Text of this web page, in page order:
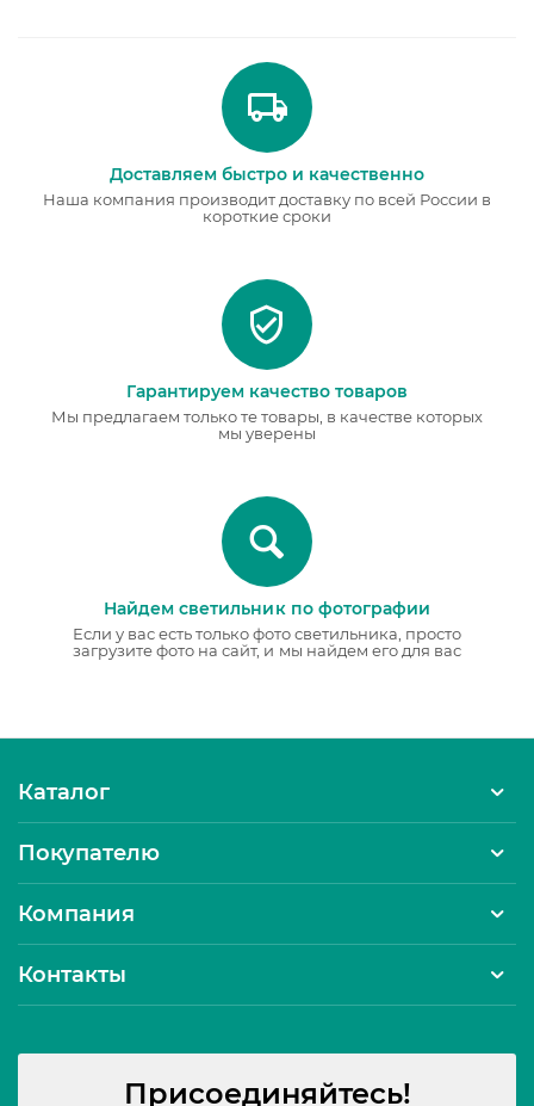
Доставляем быстро и качественно
Наша компания производит доставку по всей России в
короткие сроки
Гарантируем качество товаров
Мы предлагаем только те товары, в качестве которых
мы уверены
Найдем светильник по фотографии
Если у вас есть только фото светильника, просто
загрузите фото на сайт, и мы найдем его для вас
Каталог
Покупателю
Компания
Контакты
Присоединяйтесь!